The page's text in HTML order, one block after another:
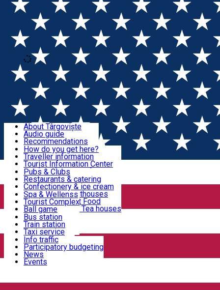
Open main menu
Loading
Sign In
Sign Up Free
Discover Târgoviște
Useful information!
Accommodation & Food
Activities
Transportation & Parking
We keep you informed!
About Târgoviște
Audio guide
Recommendations
Parks & Zoo
Church & monasteries
Art & culture
Event organizers
Legends and stories
Târgoviște in pictures
How do you get here?
Traveller information
Tourist Information Center
Useful information for locals
Community
Pubs & Clubs
Restaurants & catering
Confectionery & ice cream
Hotels and guesthouses
Pizzerias & Fast Food
Coffee places & Tea houses
Spa & Wellenss
Tourist Complex
Ball game
Swimming
Sport clubs
Playgrounds
Bus station
Train station
Taxi service
Rent a car
Car wash
Parking places
Info traffic
Participatory budgeting
News
Events
Home Auto towing
Auto towing